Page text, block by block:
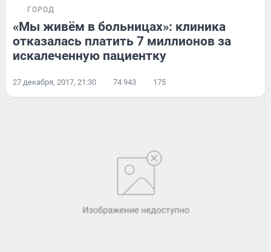
ГОРОД
«Мы живём в больницах»: клиника
отказалась платить 7 миллионов за
искалеченную пациентку
27 декабря, 2017, 21:30 74 943 175